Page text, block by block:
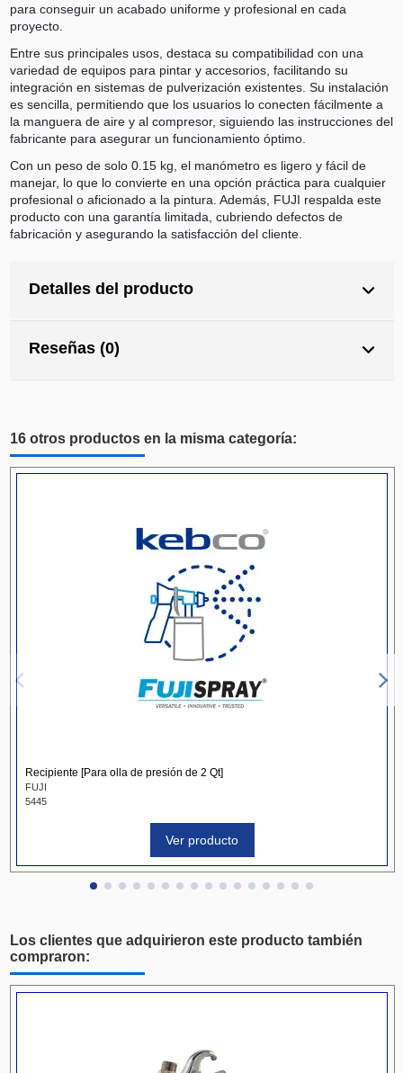
para conseguir un acabado uniforme y profesional en cada
proyecto.
Entre sus principales usos, destaca su compatibilidad con una
variedad de equipos para pintar y accesorios, facilitando su
integración en sistemas de pulverización existentes. Su instalación
es sencilla, permitiendo que los usuarios lo conecten fácilmente a
la manguera de aire y al compresor, siguiendo las instrucciones del
fabricante para asegurar un funcionamiento óptimo.
Con un peso de solo 0.15 kg, el manómetro es ligero y fácil de
manejar, lo que lo convierte en una opción práctica para cualquier
profesional o aficionado a la pintura. Además, FUJI respalda este
producto con una garantía limitada, cubriendo defectos de
fabricación y asegurando la satisfacción del cliente.
Detalles del producto
Reseñas (0)
16 otros productos en la misma categoría:
Recipiente [Para olla de presión de 2 Qt]
FUJI
5445
Ver producto
Los clientes que adquirieron este producto también
compraron: